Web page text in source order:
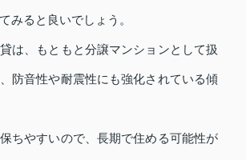
みると良いでしょう。
は、もともと分譲マンションとして扱
防音性や耐震性にも強化されている傾
ちやすいので、長期で住める可能性が